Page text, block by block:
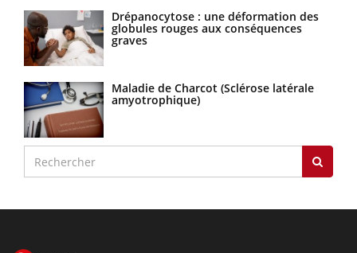
Drépanocytose : une déformation des
globules rouges aux conséquences
graves
Maladie de Charcot (Sclérose latérale
amyotrophique)